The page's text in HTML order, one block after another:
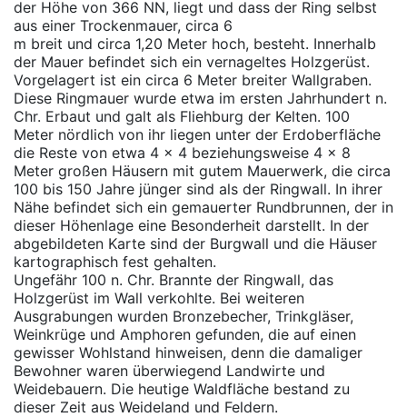
der Höhe von 366 NN, liegt und dass der Ring selbst
aus einer Trockenmauer, circa 6
m breit und circa 1,20 Meter hoch, besteht. Innerhalb
der Mauer befindet sich ein vernageltes Holzgerüst.
Vorgelagert ist ein circa 6 Meter breiter Wallgraben.
Diese Ringmauer wurde etwa im ersten Jahrhundert n.
Chr. Erbaut und galt als Fliehburg der Kelten. 100
Meter nördlich von ihr liegen unter der Erdoberfläche
die Reste von etwa 4 x 4 beziehungsweise 4 x 8
Meter großen Häusern mit gutem Mauerwerk, die circa
100 bis 150 Jahre jünger sind als der Ringwall. In ihrer
Nähe befindet sich ein gemauerter Rundbrunnen, der in
dieser Höhenlage eine Besonderheit darstellt. In der
abgebildeten Karte sind der Burgwall und die Häuser
kartographisch fest gehalten.
Ungefähr 100 n. Chr. Brannte der Ringwall, das
Holzgerüst im Wall verkohlte. Bei weiteren
Ausgrabungen wurden Bronzebecher, Trinkgläser,
Weinkrüge und Amphoren gefunden, die auf einen
gewisser Wohlstand hinweisen, denn die damaliger
Bewohner waren überwiegend Landwirte und
Weidebauern. Die heutige Waldfläche bestand zu
dieser Zeit aus Weideland und Feldern.